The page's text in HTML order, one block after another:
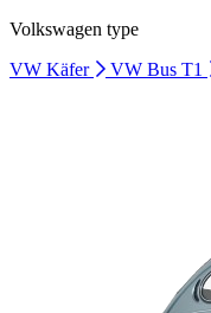
Volkswagen type
VW Käfer
VW Bus T1